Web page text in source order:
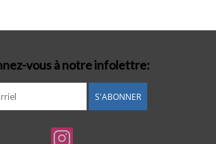
vous à notre infolettre:
S'ABONNER